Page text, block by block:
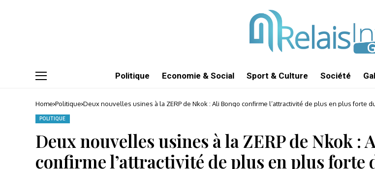
Politique Economie & Social Sport & Culture Société
Home Politique Deux nouvelles usines à la ZERP de Nkok : Ali Bongo confirme l’attractivité de plus en plus forte
POLITIQUE
Deux nouvelles usines à la ZERP de Nkok :
confirme l’attractivité de plus en plus forte